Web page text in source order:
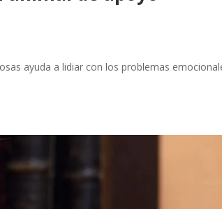
ayuda a lidiar con los problemas